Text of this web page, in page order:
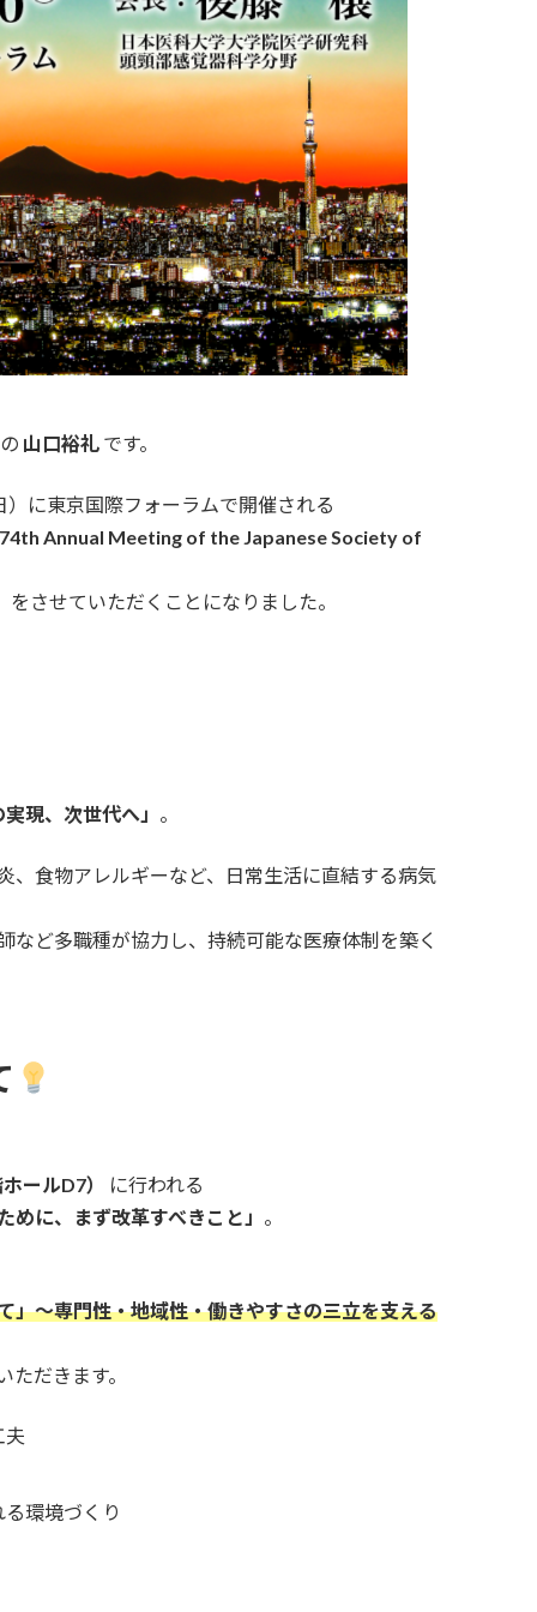
山口裕礼 です。
に東京国際フォーラムで開催される
Annual Meeting of the Japanese Society of
をさせていただくことになりました。
現、次世代へ」 。
、食物アレルギーなど、日常生活に直結する病気
ど多職種が協力し、持続可能な医療体制を築く
ールD7）
に行われる
に、まず改革すべきこと」 。
」～専門性・地域性・働きやすさの三立を支える
だきます。
夫
環境づくり